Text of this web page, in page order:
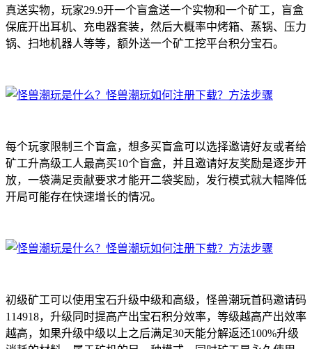
真送实物，玩家29.9开一个盲盒送一个实物和一个矿工，盲盒
保底开出耳机、充电器套装，然后大概率中烤箱、蒸锅、压力
锅、扫地机器人等等，额外送一个矿工挖平台积分宝石。
每个玩家限制三个盲盒，想多买盲盒可以选择邀请好友或者给
矿工升高级工人最高买10个盲盒，并且邀请好友奖励是逐步开
放，一袋满足贡献要求才能开二袋奖励，发行模式就大幅降低
开局可能存在快速增长的情况。
初级矿工可以使用宝石升级中级和高级，怪兽潮玩首码邀请码
114918，升级同时提高产出宝石积分效率，等级越高产出效率
越高，如果升级中级以上之后满足30天能分解返还100%升级